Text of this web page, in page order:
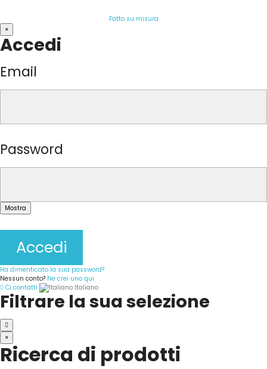
Fatto su misura
×
Accedi
Email
Password
Mostra
Accedi
Ha dimenticato la sua password?
Nessun conto? Ne crei uno qui
Ci contatti
Italiano
Filtrare la sua selezione
×
Ricerca di prodotti